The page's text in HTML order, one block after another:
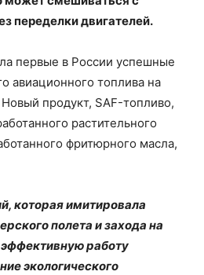
переделки двигателей.
первые в России успешные
авиационного топлива на
продукт, SAF-топливо,
растительного
фритюрного масла,
которая имитировала
полета и захода на
работу
экологического